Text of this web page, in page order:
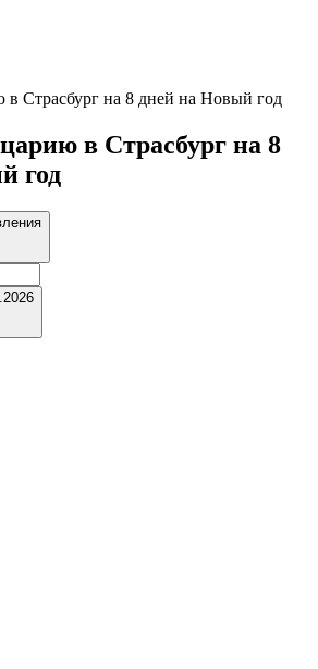
в Страсбург на 8
год